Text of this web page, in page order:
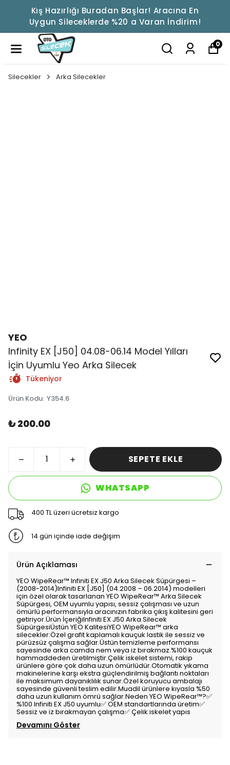
Kış Hazırlığı Buradan Başlar! Aracına En
Uygun Sileceklerde %20 a Varan İndirim!
0
Silecekler Arka Silecekler
YEO
Infinity EX [J50] 04.08-06.14 Model Yılları
İçin Uyumlu Yeo Arka Silecek
Tükeniyor
Ürün Kodu: Y354.6
₺ 200.00
SEPETE EKLE
WHATSAPP
400 TL üzeri ücretsiz kargo
14 gün içinde iade değişim
Ürün Açıklaması
YEO WipeRear™️ Infiniti EX J50 Arka Silecek Süpürgesi –
(2008-2014)Infiniti EX [J50] (04.2008 – 06.2014) modelleri
için özel olarak tasarlanan YEO WipeRear™️ Arka Silecek
Süpürgesi, OEM uyumlu yapısı, sessiz çalışması ve uzun
ömürlü performansıyla aracınızın fabrika çıkış kalitesini geri
getiriyor.Ürün İçeriğiInfiniti EX J50 Arka Silecek
SüpürgesiÜstün YEO KalitesiYEO WipeRear™️ arka
silecekler:Özel grafit kaplamalı kauçuk lastik ile sessiz ve
pürüzsüz çalışma sağlar.Üstün temizleme performansı
sayesinde arka camda nem veya iz bırakmaz.%100 kauçuk
hammaddeden üretilmiştir.Çelik iskelet sistemi, rakip
ürünlere göre çok daha uzun ömürlüdür.Otomatik yıkama
makinelerine karşı ekstra güçlendirilmiş bağlantı noktaları
ile maksimum dayanıklılık sunar.Özel koruyucu ambalajı
sayesinde güvenli teslim edilir.Muadil ürünlere kıyasla %50
daha uzun kullanım ömrü sağlar.Neden YEO WipeRear™️?✅
%100 Infiniti EX J50 uyumlu✅ OEM standartlarında üretim✅
Sessiz ve iz bırakmayan çalışma✅ Çelik iskelet yapıs
Devamını Göster